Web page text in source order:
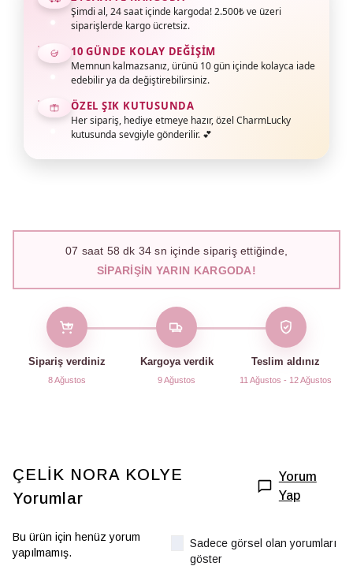
Şimdi al, 24 saat içinde kargoda! 2.500₺ ve üzeri
siparişlerde kargo ücretsiz.
10 GÜNDE KOLAY DEĞIŞIM
Memnun kalmazsanız, ürünü 10 gün içinde kolayca iade
edebilir ya da değiştirebilirsiniz.
ÖZEL ŞIK KUTUSUNDA
Her sipariş, hediye etmeye hazır, özel CharmLucky
kutusunda sevgiyle gönderilir. 💕
07 saat 58 dk 33 sn içinde sipariş ettiğinde,
SIPARIŞIN YARIN KARGODA!
Sipariş verdiniz
8 Ağustos
Kargoya verdik
9 Ağustos
Teslim aldınız
11 Ağustos - 12 Ağustos
ÇELİK NORA KOLYE
Yorumlar
Yorum
Yap
Bu ürün için henüz yorum
yapılmamış.
Sadece görsel olan yorumları
göster